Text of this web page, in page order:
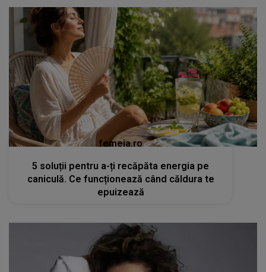
femeia.ro
5 soluții pentru a-ți recăpăta energia pe
caniculă. Ce funcționează când căldura te
epuizează